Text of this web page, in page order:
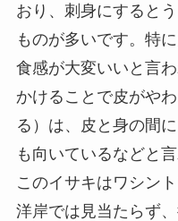
おり、刺身にすると
ものが多いです。特
食感が大変いいと言
かけることで皮がや
る）は、皮と身の間
も向いているなどと言
このイサキはワシン
洋岸では見当たらず